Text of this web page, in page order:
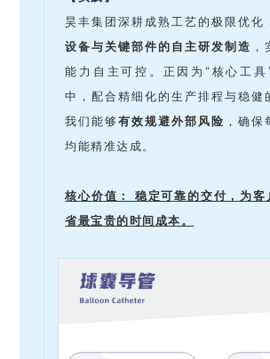
昊丰集团深耕成熟工艺的极限优化
设备与关键部件的自主研发制造
能力自主可控。正因为“核心工
中，配合精细化的生产排程与稳健
我们能够有效规避外部风险 ，确保
均能精准达成。
核心价值： 稳定可靠的交付，为客
省最宝贵的时间成本。